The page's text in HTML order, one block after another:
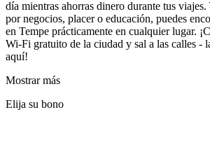
día mientras ahorras dinero durante tus viajes.
por negocios, placer o educación, puedes
en Tempe prácticamente en cualquier lugar.
Wi-Fi gratuito de la ciudad y sal a las calles -
aquí!
Mostrar más
Elija su bono